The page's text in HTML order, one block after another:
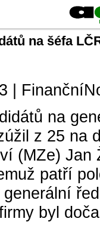
na šéfa
|
na
z 25 na
(MZe)
patří
byl